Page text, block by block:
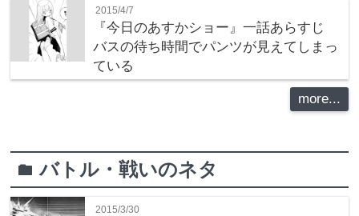
2015/4/7
『今日のあすかショー』一話あらすじ
バスの待ち時間でパンツが見えてしまっ
ている
more...
folderバトル・戦いのネタ
2015/3/30